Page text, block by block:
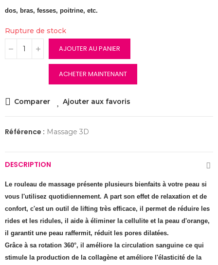
dos, bras, fesses, poitrine, etc.
Rupture de stock
AJOUTER AU PANIER
ACHETER MAINTENANT
Comparer Ajouter aux favoris
Référence : Massage 3D
DESCRIPTION
Le rouleau de massage présente plusieurs bienfaits à votre peau si
vous l'utilisez quotidiennement. A part son effet de relaxation et de
confort, c'est un outil de lifting très efficace, il permet de réduire les
rides et les ridules, il aide à éliminer la cellulite et la peau d'orange,
il garantit une peau raffermit, réduit les pores dilatées.
Grâce à sa rotation 360°, il améliore la circulation sanguine ce qui
stimule la production de la collagène et améliore l'élasticité de la